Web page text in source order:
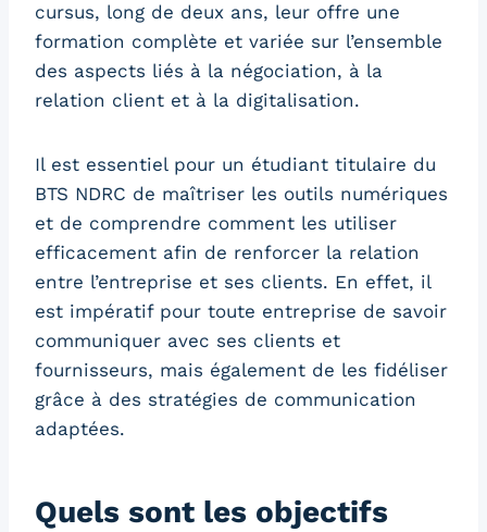
cursus, long de deux ans, leur offre une
formation complète et variée sur l’ensemble
des aspects liés à la négociation, à la
relation client et à la digitalisation.
Il est essentiel pour un étudiant titulaire du
BTS NDRC de maîtriser les outils numériques
et de comprendre comment les utiliser
efficacement afin de renforcer la relation
entre l’entreprise et ses clients. En effet, il
est impératif pour toute entreprise de savoir
communiquer avec ses clients et
fournisseurs, mais également de les fidéliser
grâce à des stratégies de communication
adaptées.
Quels sont les objectifs